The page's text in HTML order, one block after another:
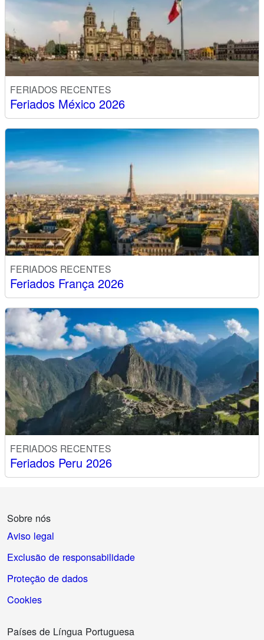
FERIADOS RECENTES
Feriados México 2026
FERIADOS RECENTES
Feriados França 2026
FERIADOS RECENTES
Feriados Peru 2026
Sobre nós
Aviso legal
Exclusão de responsabilidade
Proteção de dados
Cookies
Países de Língua Portuguesa